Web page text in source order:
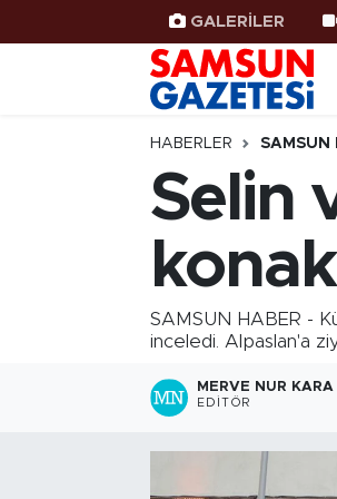
GALERİLER
HABERLER SAMSUN
Selin
SAMSUN HABER -
inceledi. Alpaslan'a
MERVE NUR KARA
EDITÖR
Samsun Haber
Samsunspor
Samsun Rehberi
Resmi İlanlar
Samsun Nöbetçi Eczaneler
Samsun Hava Durumu
SAMSUN Namaz Vakitleri
Samsun Trafik Yoğunluk
Süper Lig Puan Durumu ve